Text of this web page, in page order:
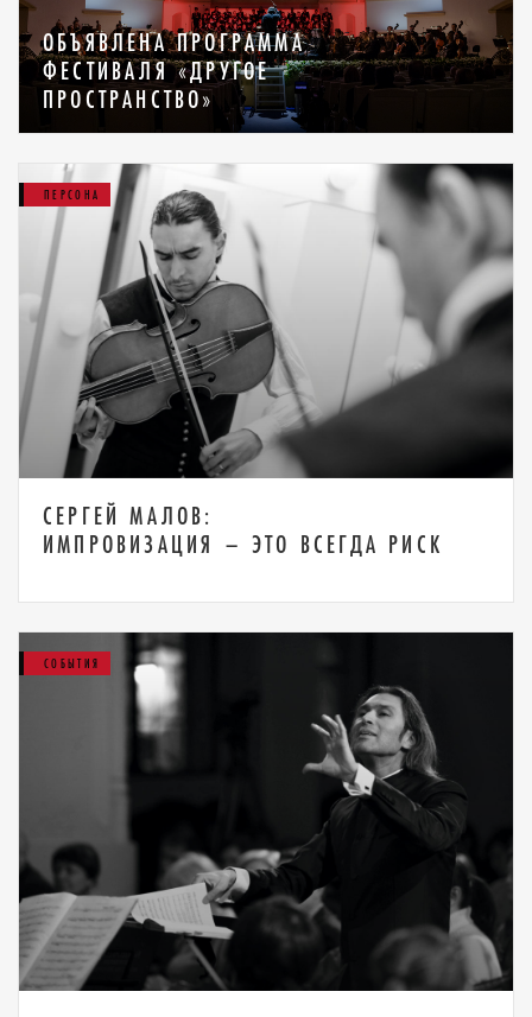
ОБЪЯВЛЕНА ПРОГРАММА
ФЕСТИВАЛЯ «ДРУГОЕ
ПРОСТРАНСТВО»
ПЕРСОНА
СЕРГЕЙ МАЛОВ:
ИМПРОВИЗАЦИЯ – ЭТО ВСЕГДА РИСК
СОБЫТИЯ